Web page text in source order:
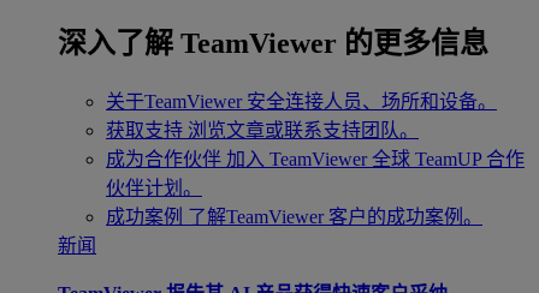
深入了解 TeamViewer 的更多信息
关于TeamViewer 安全连接人员、场所和设备。
获取支持 浏览文章或联系支持团队。
成为合作伙伴 加入 TeamViewer 全球 TeamUP 合作
伙伴计划。
成功案例 了解TeamViewer 客户的成功案例。
新闻